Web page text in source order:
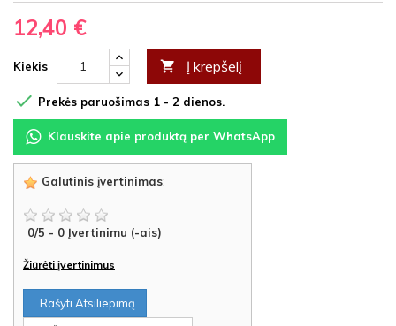
12,40 €
Kiekis  Į krepšelį
 Prekės paruošimas 1 - 2 dienos.
Klauskite apie produktą per WhatsApp
Galutinis įvertinimas:
0/5 - 0 Įvertinimu (-ais)
Žiūrėti įvertinimus
Rašyti Atsiliepimą